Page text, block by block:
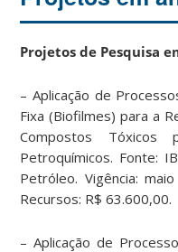
Projetos de Pesquisa
– Aplicação de
Fixa (Biofilmes) para a
Compostos Tóxicos
Petroquímicos. Fonte:
Petróleo. Vigência:
Recursos: R$ 63.600,00.
– Aplicação de